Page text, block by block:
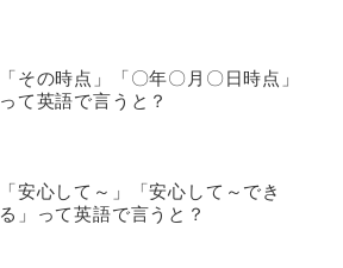
「その時点」「〇年〇月〇日時点」
って英語で言うと？
「安心して～」「安心して～でき
る」って英語で言うと？